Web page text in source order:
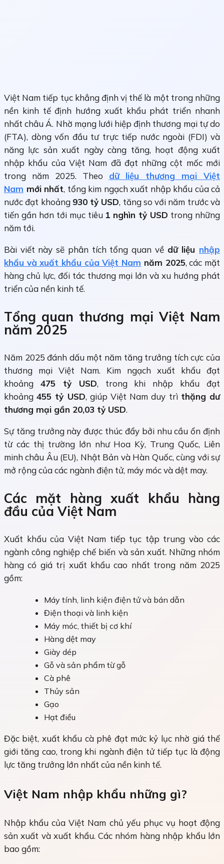
Việt Nam tiếp tục khẳng định vị thế là một trong những
nền kinh tế định hướng xuất khẩu phát triển nhanh
nhất châu Á. Nhờ mạng lưới hiệp định thương mại tự do
(FTA), dòng vốn đầu tư trực tiếp nước ngoài (FDI) và
năng lực sản xuất ngày càng tăng, hoạt động xuất
nhập khẩu của Việt Nam đã đạt những cột mốc mới
trong năm 2025. Theo dữ liệu thương mại Việt
Nam mới nhất, tổng kim ngạch xuất nhập khẩu của cả
nước đạt khoảng 930 tỷ USD, tăng so với năm trước và
tiến gần hơn tới mục tiêu 1 nghìn tỷ USD trong những
năm tới.
Bài viết này sẽ phân tích tổng quan về dữ liệu nhập
khẩu và xuất khẩu của Việt Nam năm 2025, các mặt
hàng chủ lực, đối tác thương mại lớn và xu hướng phát
triển của nền kinh tế.
Tổng quan thương mại Việt Nam
năm 2025
Năm 2025 đánh dấu một năm tăng trưởng tích cực của
thương mại Việt Nam. Kim ngạch xuất khẩu đạt
khoảng 475 tỷ USD, trong khi nhập khẩu đạt
khoảng455 tỷ USD, giúp Việt Nam duy trì thặng dư
thương mại gần 20,03 tỷ USD.
Sự tăng trưởng này được thúc đẩy bởi nhu cầu ổn định
từ các thị trường lớn như Hoa Kỳ, Trung Quốc, Liên
minh châu Âu (EU), Nhật Bản và Hàn Quốc, cùng với sự
mở rộng của các ngành điện tử, máy móc và dệt may.
Các mặt hàng xuất khẩu hàng
đầu của Việt Nam
Xuất khẩu của Việt Nam tiếp tục tập trung vào các
ngành công nghiệp chế biến và sản xuất. Những nhóm
hàng có giá trị xuất khẩu cao nhất trong năm 2025
gồm:
Máy tính, linh kiện điện tử và bán dẫn
Điện thoại và linh kiện
Máy móc, thiết bị cơ khí
Hàng dệt may
Giày dép
Gỗ và sản phẩm từ gỗ
Cà phê
Thủy sản
Gạo
Hạt điều
Đặc biệt, xuất khẩu cà phê đạt mức kỷ lục nhờ giá thế
giới tăng cao, trong khi ngành điện tử tiếp tục là động
lực tăng trưởng lớn nhất của nền kinh tế.
Việt Nam nhập khẩu những gì?
Nhập khẩu của Việt Nam chủ yếu phục vụ hoạt động
sản xuất và xuất khẩu. Các nhóm hàng nhập khẩu lớn
bao gồm: